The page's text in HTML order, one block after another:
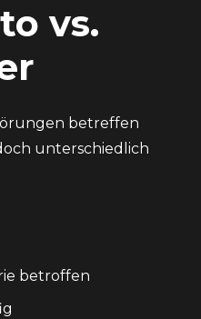
vs.
betreffen
unterschiedlich
betroffen